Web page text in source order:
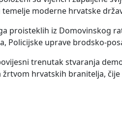
moderne hrvatske
proisteklih iz Domovinskog
Policijske uprave brodsko-
trenutak stvaranja
hrvatskih branitelja,